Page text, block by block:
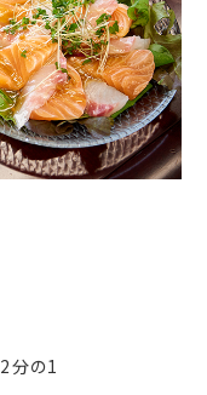
2分の1